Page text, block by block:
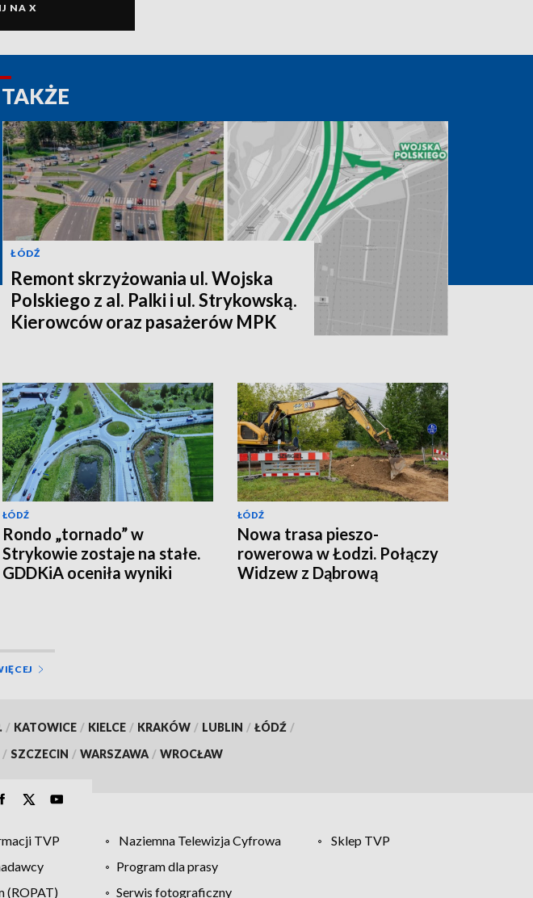
NA X
ŁÓDŹ
Remont skrzyżowania ul. Wojska
Polskiego z al. Palki i ul. Strykowską.
Kierowców oraz pasażerów MPK
ŁÓDŹ
Rondo „tornado” w
Strykowie zostaje na stałe.
GDDKiA oceniła wyniki
ŁÓDŹ
Nowa trasa pieszo-
rowerowa w Łodzi. Połączy
Widzew z Dąbrową
/ KATOWICE / KIELCE / KRAKÓW / LUBLIN / ŁÓDŹ /
/ SZCZECIN / WARSZAWA / WROCŁAW
TVP Naziemna Telewizja Cyfrowa
Sklep TVP
Program dla prasy
(ROPAT) Serwis fotograficzny